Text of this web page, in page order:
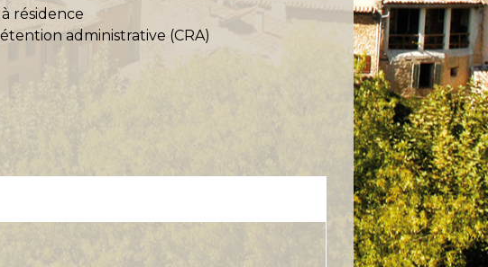
résidence
administrative (CRA)